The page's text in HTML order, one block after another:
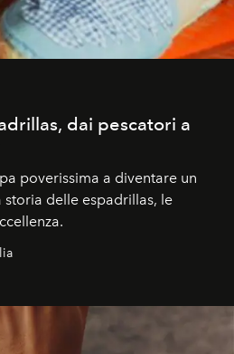
dai pescatori a
poverissima a diventare un
storia delle espadrillas, le